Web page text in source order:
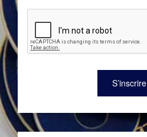
S’inscrire